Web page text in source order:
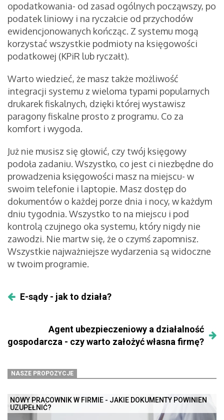
opodatkowania- od zasad ogólnych począwszy, po
podatek liniowy i na ryczałcie od przychodów
ewidencjonowanych kończąc. Z systemu mogą
korzystać wszystkie podmioty na księgowości
podatkowej (KPiR lub ryczałt).
Warto wiedzieć, że masz także możliwość
integracji systemu z wieloma typami popularnych
drukarek fiskalnych, dzięki której wystawisz
paragony fiskalne prosto z programu. Co za
komfort i wygoda.
Już nie musisz się głowić, czy twój księgowy
podoła zadaniu. Wszystko, co jest ci niezbędne do
prowadzenia księgowości masz na miejscu- w
swoim telefonie i laptopie. Masz dostęp do
dokumentów o każdej porze dnia i nocy, w każdym
dniu tygodnia. Wszystko to na miejscu i pod
kontrolą czujnego oka systemu, który nigdy nie
zawodzi. Nie martw się, że o czymś zapomnisz.
Wszystkie najważniejsze wydarzenia są widoczne
w twoim programie.
E-sądy - jak to działa?
Agent ubezpieczeniowy a działalność
gospodarcza - czy warto założyć własna firmę?
NASZE PROPOZYCJE
NOWY PRACOWNIK W FIRMIE - JAKIE DOKUMENTY POWINIEN
UZUPEŁNIĆ?